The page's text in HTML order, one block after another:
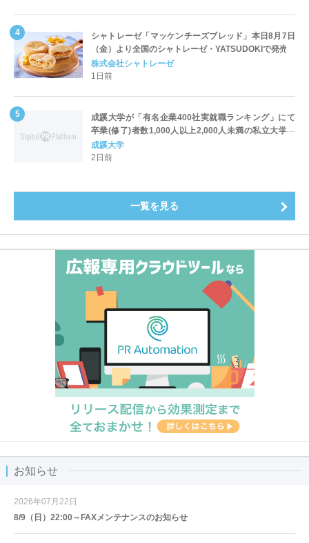
シャトレーゼ「マッケンチーズブレッド」本日8月7日
（金）より全国のシャトレーゼ・YATSUDOKIで発売
株式会社シャトレーゼ
1日前
成蹊大学が「有名企業400社実就職ランキング」にて
卒業(修了)者数1,000人以上2,000人未満の私立大学で
全国第1位を獲得！～実就職率は26.5%（前年比＋
4.3pt）に伸長、東京の私立大学でも10位にランクイン
成蹊大学
2日前
一覧を見る
お知らせ
2026年07月22日
8/9（日）22:00～FAXメンテナンスのお知らせ